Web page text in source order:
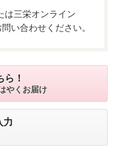
は三栄オンライン
い合わせください。
！
やくお届け
力